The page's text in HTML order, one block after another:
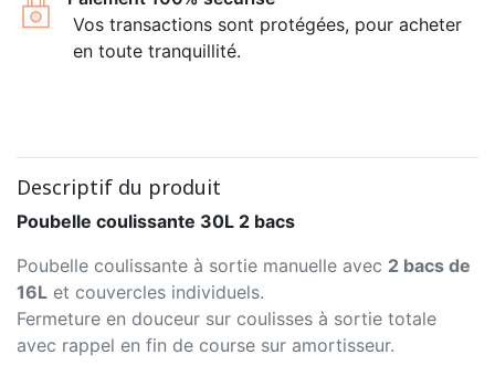
Vos transactions sont protégées, pour acheter
en toute tranquillité.
Descriptif du produit
Poubelle coulissante 30L 2 bacs
Poubelle coulissante à sortie manuelle avec 2 bacs de
16L et couvercles individuels.
Fermeture en douceur sur coulisses à sortie totale
avec rappel en fin de course sur amortisseur.